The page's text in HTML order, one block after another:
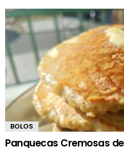
BOLOS
Panquecas Cremosas